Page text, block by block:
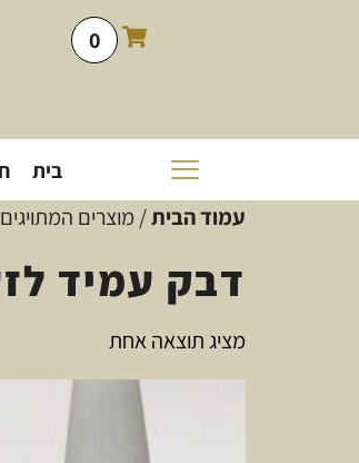
0
בית
עמוד הבית/ מוצרים
דבק עמיד
מציג תוצאה אחת